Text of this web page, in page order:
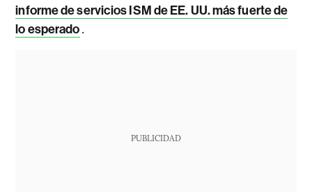
informe de servicios ISM de EE. UU. más fuerte de
lo esperado.
PUBLICIDAD